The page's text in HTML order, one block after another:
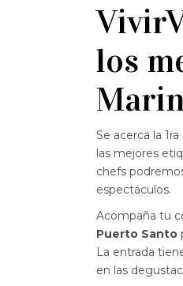
los
Se acerca la
las mejores
chefs
espectáculos.
Acompaña tu
Puerto Santo
La entrada
en las